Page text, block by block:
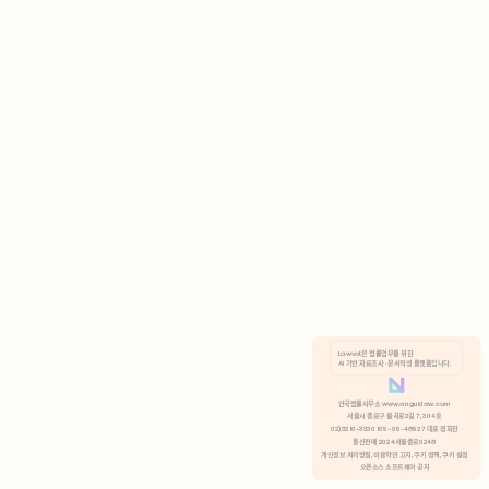
분석 쿠키 허용
Lawvot은 법률업무를 위한
AI 기반 자료조사 · 문서작성 플랫폼입니다.
안국법률사무소 www.anguklaw.com
서울시 종로구 율곡로2길 7, 304호
02)3210-3330 105-05-48527 대표 정희찬
통신판매 2024서울종로0248
개인정보 처리방침, 이용약관 고지, 쿠키 정책, 쿠키 설정
오픈소스 소프트웨어 공지